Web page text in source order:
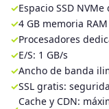
Espacio SSD NVMe
4 GB memoria RAM
Procesadores
E/S: 1 GB/s
Ancho de banda
SSL gratis:
Cache y CDN: